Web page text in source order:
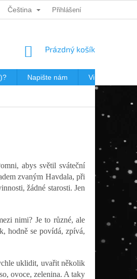
POŠTOVNÉ V JEWISHOP
Čeština Přihlášení
NÁKUPNÍ
Prázdný košík
Napište nám Virtualní
abys světil sváteční
zvaným Havdala, při
žádné starosti. Jen
nimi? Je to různé, ale
hodně se povídá, zpívá,
uklidit, uvařit několik
ovoce, zelenina. A taky